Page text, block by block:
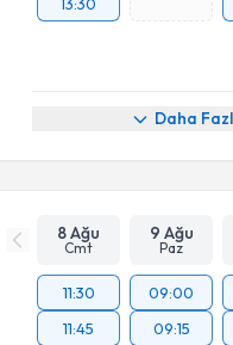
Daha
8 Ağu
Cmt
9 Ağu
Paz
11:30
11:45
09:00
09:15